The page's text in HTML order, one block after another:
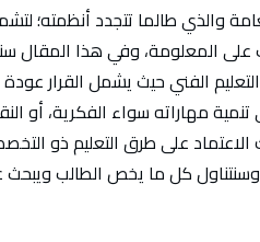
والذي طالما تتجدد أنظمته؛
على المعلومة، وفي هذا المقال
الفني حيث يشمل القرار
تنمية مهاراته سواء الفكرية، أو
الاعتماد على طرق التعليم ذو
وسنتناول كل ما يخص الطالب